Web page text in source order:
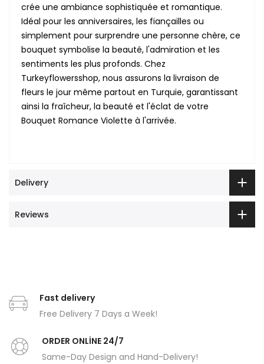
crée une ambiance sophistiquée et romantique.
Idéal pour les anniversaires, les fiançailles ou
simplement pour surprendre une personne chère, ce
bouquet symbolise la beauté, l'admiration et les
sentiments les plus profonds. Chez
Turkeyflowersshop, nous assurons la livraison de
fleurs le jour même partout en Turquie, garantissant
ainsi la fraîcheur, la beauté et l'éclat de votre
Bouquet Romance Violette à l'arrivée.
Delivery
Reviews
Fast delivery
Free Delivery 7 Days a Week!
ORDER ONLİNE 24/7
Same-Day Design and Hand-Delivery!